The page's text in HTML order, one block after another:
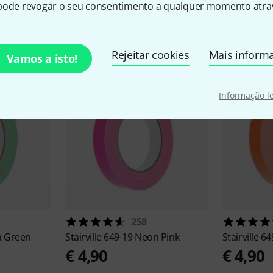
revogar o seu consentimento a qualquer momento
Vamos a isto! Rejeitar cookies Mais
Informação
e artigos
Green
258
Stairville 649-19 Neon Pink
€ 4,90
Stairville
€ 4,90